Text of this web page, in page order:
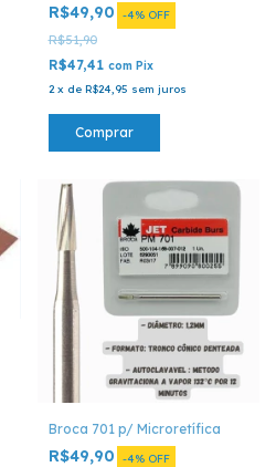
R$49,90 -4% OFF
R$51,90
R$47,41 com Pix
2 x de R$24,95 sem juros
Comprar
Broca 701 p/ Microretífica
R$49,90 -4% OFF